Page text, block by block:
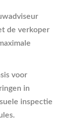
de verkoper
voor
in
inspectie